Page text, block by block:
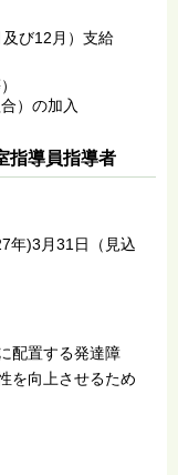
び12月）支給
）の加入
指導員指導者
年)3月31日（見込
配置する発達障
を向上させるため